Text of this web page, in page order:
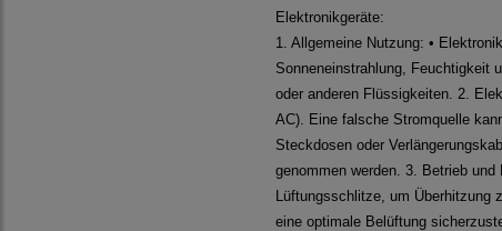
Elektronikgeräte:
1. Allgemeine Nutzung: •
Sonneneinstrahlung, Feuchtigkeit
oder anderen Flüssigkeiten. 2.
AC). Eine falsche Stromquelle
Steckdosen oder
genommen werden. 3. Betrieb
Lüftungsschlitze, um Überhitzung
eine optimale Belüftung